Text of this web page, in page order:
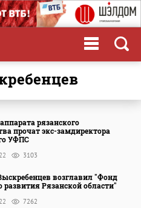
рязанского
прочат экс-замдиректора
УФПС
3103
возглавил "Фонд
развития Рязанской области"
7262